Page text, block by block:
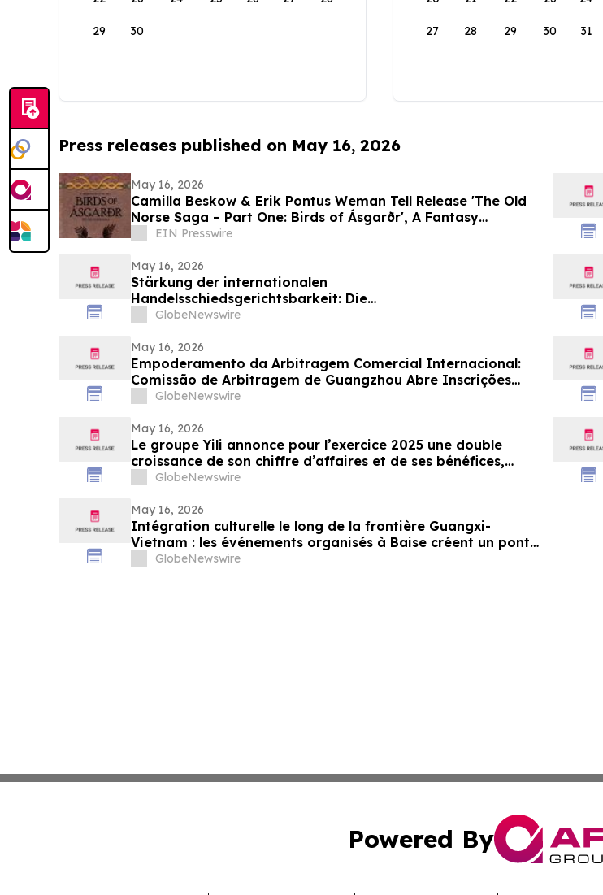
29 30 27 28 29 30 31
Press releases published on May 16, 2026
May 16, 2026
Camilla Beskow & Erik Pontus Weman Tell Release 'The Old
Norse Saga – Part One: Birds of Ásgarðr', A Fantasy
Masterpiece
EIN Presswire
May 16, 2026
Stärkung der internationalen
Handelsschiedsgerichtsbarkeit: Die
Schiedsgerichtskommission von Guangzhou ruft weltweit
GlobeNewswire
May 16, 2026
Empoderamento da Arbitragem Comercial Internacional:
Comissão de Arbitragem de Guangzhou Abre Inscrições
Globais para Painel de Árbitros
GlobeNewswire
May 16, 2026
Le groupe Yili annonce pour l’exercice 2025 une double
croissance de son chiffre d’affaires et de ses bénéfices,
marquant ainsi une multiplication par 500 de son chiffre
GlobeNewswire
May 16, 2026
Intégration culturelle le long de la frontière Guangxi-
Vietnam : les événements organisés à Baise créent un pont
pour renforcer les liens de voisinage entre la Chine et le
GlobeNewswire
Powered By